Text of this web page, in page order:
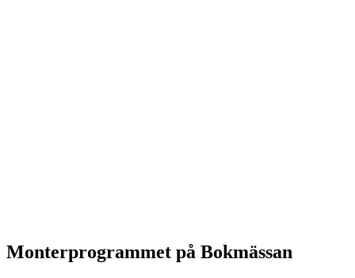
Monterprogrammet på Bokmässan